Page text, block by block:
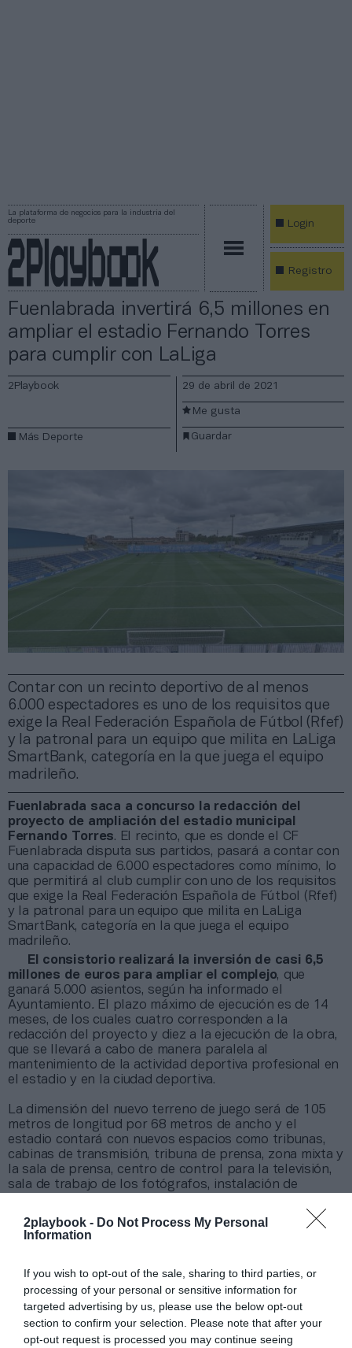
2playbook - Do Not Process My Personal
Information
If you wish to opt-out of the sale, sharing to third parties, or
processing of your personal or sensitive information for
targeted advertising by us, please use the below opt-out
section to confirm your selection. Please note that after your
opt-out request is processed you may continue seeing
La plataforma de negocios para la industria del
deporte
Login
Registro
Fuenlabrada invertirá 6,5 millones en
ampliar el estadio Fernando Torres
para cumplir con LaLiga
Contar con un recinto deportivo de al menos
6.000 espectadores es uno de los requisitos que
exige la Real Federación Española de Fútbol (Rfef)
y la patronal para un equipo que milita en LaLiga
SmartBank, categoría en la que juega el equipo
madrileño.
2Playbook
Más Deporte
29 de abril de 2021
Guardar
Me gusta
Fuenlabrada saca a concurso la redacción del
proyecto de ampliación del estadio municipal
Fernando Torres. El recinto, que es donde el CF
Fuenlabrada disputa sus partidos, pasará a contar con
una capacidad de 6.000 espectadores como mínimo, lo
que permitirá al club cumplir con uno de los requisitos
que exige la Real Federación Española de Fútbol (Rfef)
y la patronal para un equipo que milita en LaLiga
SmartBank, categoría en la que juega el equipo
madrileño.
El consistorio realizará la inversión de casi 6,5
millones de euros para ampliar el complejo, que
ganará 5.000 asientos, según ha informado el
Ayuntamiento . El plazo máximo de ejecución es de 14
meses, de los cuales cuatro corresponden a la
redacción del proyecto y diez a la ejecución de la obra,
que se llevará a cabo de manera paralela al
mantenimiento de la actividad deportiva profesional en
el estadio y en la ciudad deportiva.
La dimensión del nuevo terreno de juego será de 105
metros de longitud por 68 metros de ancho y el
estadio contará con nuevos espacios como tribunas,
cabinas de transmisión, tribuna de prensa, zona mixta y
la sala de prensa, centro de control para la televisión,
sala de trabajo de los fotógrafos, instalación de
iluminación que permita la competición deportiva en
horario nocturno, así como su retrasmisión por
televisión de acuerdo los requerimientos técnicos de la
Rfef y LaLiga.